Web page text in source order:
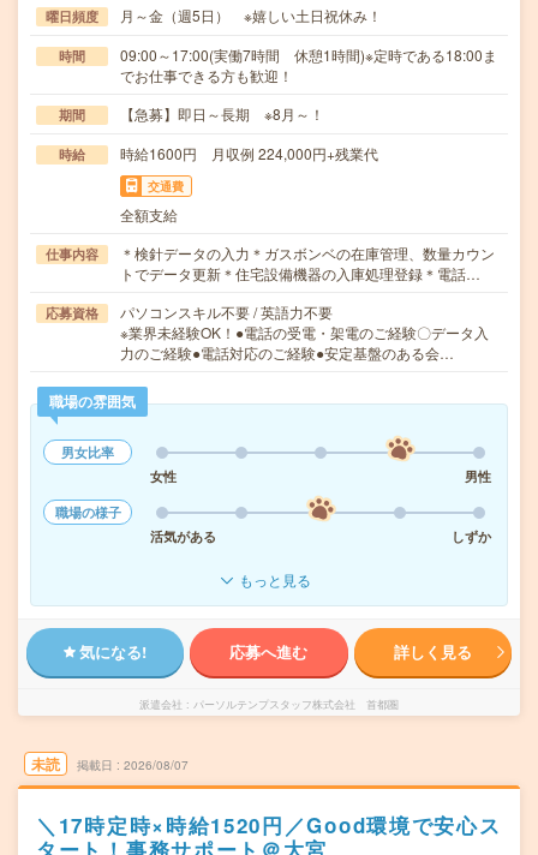
曜日頻度 月～金（週5日） ※嬉しい土日祝休み！
時間
09:00～17:00(実働7時間 休憩1時間)※定時である18:00ま
でお仕事できる方も歓迎！
期間 【急募】即日～長期 ※8月～！
時給 時給1600円 月収例 224,000円+残業代
交通費
全額支給
仕事内容
＊検針データの入力＊ガスボンベの在庫管理、数量カウン
トでデータ更新＊住宅設備機器の入庫処理登録＊電話…
応募資格
パソコンスキル不要 / 英語力不要
※業界未経験OK！●電話の受電・架電のご経験〇データ入
力のご経験●電話対応のご経験●安定基盤のある会…
職場の雰囲気
男女比率
女性
男性
職場の様子
活気がある
しずか
もっと見る
気になる! 応募へ進む 詳しく見る
派遣会社 パーソルテンプスタッフ株式会社 首都圏
未読 掲載日 2026/08/07
＼17時定時×時給1520円／Good環境で安心ス
タート！事務サポート＠大宮